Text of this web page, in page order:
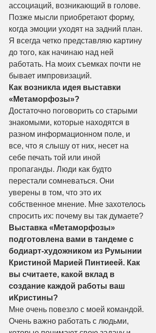
ассоциаций, возникающий в голове.
Позже мысли приобретают форму,
когда эмоции уходят на задний план.
Я всегда четко представляю картину
до того, как начинаю над ней
работать. На моих съемках почти не
бывает импровизаций.
Как возникла идея выставки
«Метаморфозы»?
Достаточно поговорить со старыми
знакомыми, которые находятся в
разном информационном поле, и
все, что я слышу от них, несет на
себе печать той или иной
пропаганды. Люди как будто
перестали сомневаться. Они
уверены в том, что это их
собственное мнение. Мне захотелось
спросить их: почему вы так думаете?
Выставка «Метаморфозы»
подготовлена вами в тандеме с
бодиарт-художником из Румынии
Кристиной Марией Пинтиеей. Как
вы считаете, какой вклад в
создание каждой работы ваш
иКристины?
Мне очень повезло с моей командой.
Очень важно работать с людьми,